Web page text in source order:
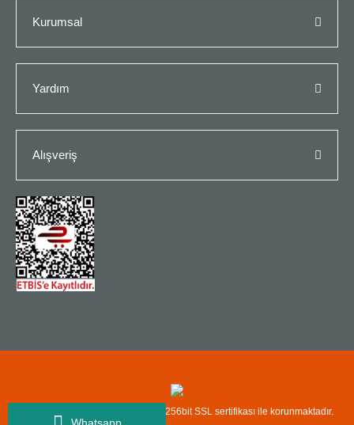
Whatsapp
Kurumsal
Yardım
Alışveriş
Copyright© Kredi kartı bilgileriniz 256bit SSL sertifikası ile korunmaktadır.